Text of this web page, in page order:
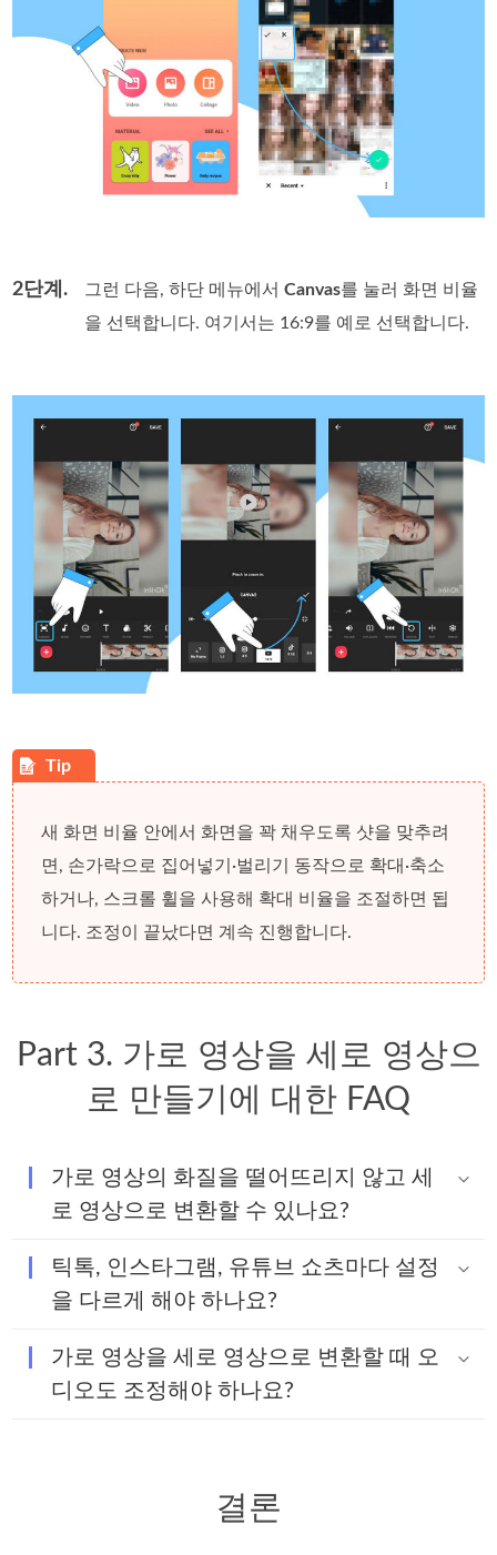
2단계. 그런 다음, 하단 메뉴에서Canvas를 눌러 화면 비율
을 선택합니다. 여기서는 16:9를 예로 선택합니다.
새 화면 비율 안에서 화면을 꽉 채우도록 샷을 맞추려
면, 손가락으로 집어넣기·벌리기 동작으로 확대·축소
하거나, 스크롤 휠을 사용해 확대 비율을 조절하면 됩
니다. 조정이 끝났다면 계속 진행합니다.
Part 3. 가로 영상을 세로 영상으
로 만들기에 대한 FAQ
가로 영상의 화질을 떨어뜨리지 않고 세
로 영상으로 변환할 수 있나요?
틱톡, 인스타그램, 유튜브 쇼츠마다 설정
을 다르게 해야 하나요?
가로 영상을 세로 영상으로 변환할 때 오
디오도 조정해야 하나요?
결론